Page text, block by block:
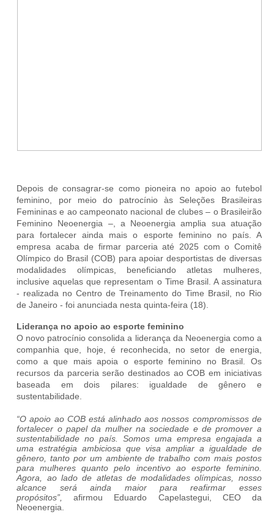
Depois de consagrar-se como pioneira no apoio ao futebol
feminino, por meio do patrocínio às Seleções Brasileiras
Femininas e ao campeonato nacional de clubes – o Brasileirão
Feminino Neoenergia –, a Neoenergia amplia sua atuação
para fortalecer ainda mais o esporte feminino no país. A
empresa acaba de firmar parceria até 2025 com o Comitê
Olímpico do Brasil (COB) para apoiar desportistas de diversas
modalidades olímpicas, beneficiando atletas mulheres,
inclusive aquelas que representam o Time Brasil. A assinatura
- realizada no Centro de Treinamento do Time Brasil, no Rio
de Janeiro - foi anunciada nesta quinta-feira (18).
Liderança no apoio ao esporte feminino
O novo patrocínio consolida a liderança da Neoenergia como a
companhia que, hoje, é reconhecida, no setor de energia,
como a que mais apoia o esporte feminino no Brasil. Os
recursos da parceria serão destinados ao COB em iniciativas
baseada em dois pilares: igualdade de gênero e
sustentabilidade.
“O apoio ao COB está alinhado aos nossos compromissos de
fortalecer o papel da mulher na sociedade e de promover a
sustentabilidade no país. Somos uma empresa engajada a
uma estratégia ambiciosa que visa ampliar a igualdade de
gênero, tanto por um ambiente de trabalho com mais postos
para mulheres quanto pelo incentivo ao esporte feminino.
Agora, ao lado de atletas de modalidades olímpicas, nosso
alcance será ainda maior para reafirmar esses
propósitos”,afirmou
Eduardo Capelastegui, CEO da
Neoenergia.